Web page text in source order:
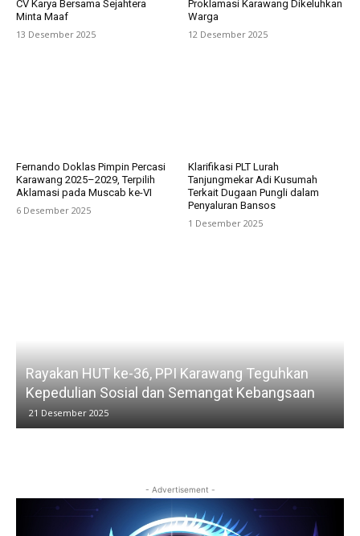
CV Karya Bersama Sejahtera
Minta Maaf
13 Desember 2025
Proklamasi Karawang Dikeluhkan
Warga
12 Desember 2025
Fernando Doklas Pimpin Percasi
Karawang 2025–2029, Terpilih
Aklamasi pada Muscab ke-VI
6 Desember 2025
Klarifikasi PLT Lurah
Tanjungmekar Adi Kusumah
Terkait Dugaan Pungli dalam
Penyaluran Bansos
1 Desember 2025
Rayakan HUT ke-36, PPI Karawang Teguhkan
Kepedulian Sosial dan Semangat Kebangsaan
21 Desember 2025
- Advertisement -